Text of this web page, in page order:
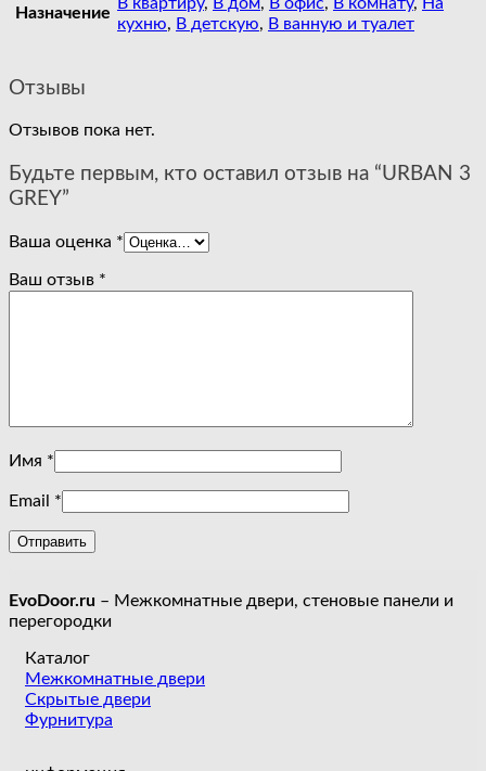
Назначение
кухню, В детскую, В ванную и туалет
Отзывы
Отзывов пока нет.
Будьте первым, кто оставил отзыв на “URBAN 3
GREY”
Ваша оценка *
Ваш отзыв *
Имя *
Email *
EvoDoor.ru – Межкомнатные двери, стеновые панели и
перегородки
Каталог
Межкомнатные двери
Скрытые двери
Фурнитура